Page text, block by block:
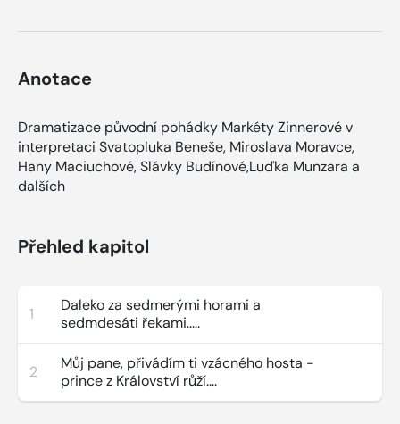
Anotace
Dramatizace původní pohádky Markéty Zinnerové v
interpretaci Svatopluka Beneše, Miroslava Moravce,
Hany Maciuchové, Slávky Budínové,Luďka Munzara a
dalších
Přehled kapitol
1
Daleko za sedmerými horami a
sedmdesáti řekami.....
2
Můj pane, přivádím ti vzácného hosta -
prince z Království růží....